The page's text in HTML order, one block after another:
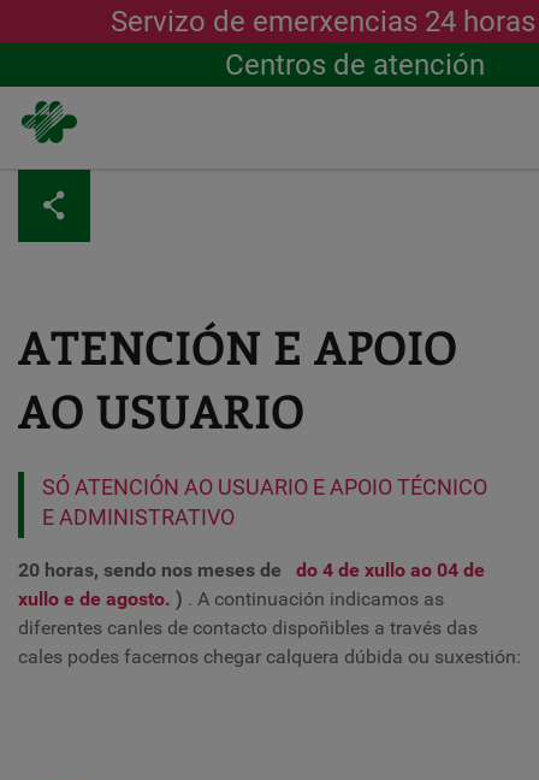
contido
principal
Servizo de emerxencias 24
Centros de atención
ATENCIÓN E APOIO
AO USUARIO
SÓ ATENCIÓN AO USUARIO E APOIO TÉCNICO
E ADMINISTRATIVO
20 horas, sendo nos meses de
do 4 de xullo ao 04 de
xullo e de agosto. ) . A continuación indicamos as
diferentes canles de contacto dispoñibles a través das
cales podes facernos chegar calquera dúbida ou suxestión: